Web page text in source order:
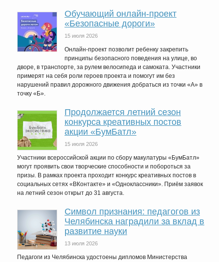
Обучающий онлайн-проект
«Безопасные дороги»
15 июля 2026
Онлайн-проект позволит ребенку закрепить
принципы безопасного поведения на улице, во
дворе, в транспорте, за рулем велосипеда и самоката. Участники
примерят на себя роли героев проекта и помогут им без
нарушений правил дорожного движения добраться из точки «А» в
точку «Б».
Продолжается летний сезон
конкурса креативных постов
акции «БумБатл»
15 июля 2026
Участники всероссийской акции по сбору макулатуры «БумБатл»
могут проявить свои творческие способности и побороться за
призы. В рамках проекта проходит конкурс креативных постов в
социальных сетях «ВКонтакте» и «Одноклассники». Приём заявок
на летний сезон открыт до 31 августа.
Символ признания: педагогов из
Челябинска наградили за вклад в
развитие науки
13 июля 2026
Педагоги из Челябинска удостоены дипломов Министерства